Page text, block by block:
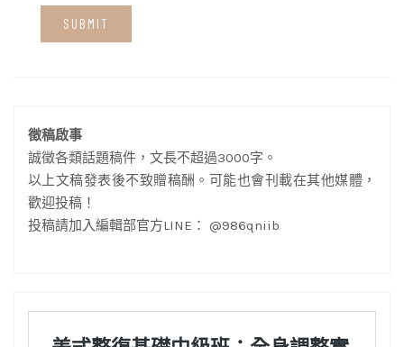
徵稿啟事
誠徵各類話題稿件，文長不超過3000字。
以上文稿發表後不致贈稿酬。可能也會刊載在其他媒體，
歡迎投稿！
投稿請加入編輯部官方LINE： @986qniib